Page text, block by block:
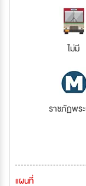
ไม่มี
ราชภัฏพร
แผนที่